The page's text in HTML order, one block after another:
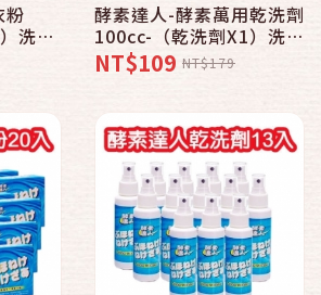
粉
洗
酵素達人-酵素萬用乾洗劑
100cc-（乾洗劑X1）洗
淨/潔白/環保
NT$109 NT$179